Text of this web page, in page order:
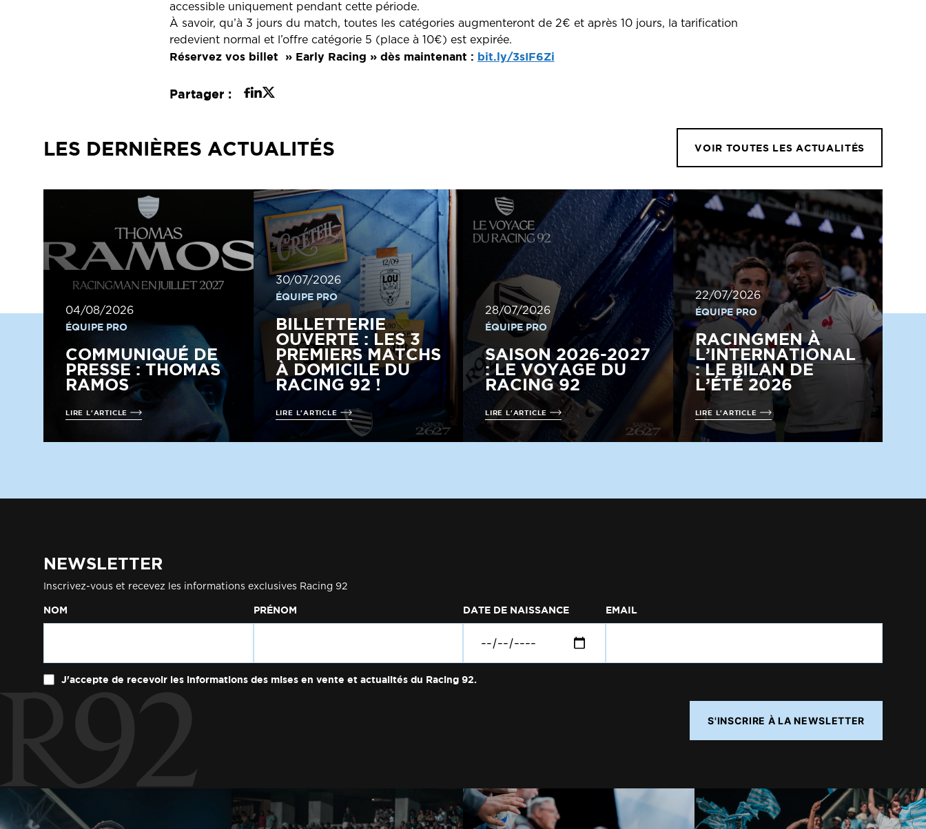
accessible uniquement pendant cette période.
À savoir, qu’à 3 jours du match, toutes les catégories augmenteront de 2€ et après 10 jours, la tarification
redevient normal et l’offre catégorie 5 (place à 10€) est expirée.
Réservez vos billet » Early Racing » dès maintenant : bit.ly/3sIF6Zi
Partager :
LES DERNIÈRES ACTUALITÉS VOIR TOUTES LES ACTUALITÉS
04/08/2026
ÉQUIPE PRO
COMMUNIQUÉ DE
PRESSE : THOMAS
RAMOS
LIRE L'ARTICLE
30/07/2026
ÉQUIPE PRO
BILLETTERIE
OUVERTE : LES 3
PREMIERS MATCHS
À DOMICILE DU
RACING 92 !
LIRE L'ARTICLE
28/07/2026
ÉQUIPE PRO
SAISON 2026-2027
: LE VOYAGE DU
RACING 92
LIRE L'ARTICLE
22/07/2026
ÉQUIPE PRO
RACINGMEN À
L’INTERNATIONAL
: LE BILAN DE
L’ÉTÉ 2026
LIRE L'ARTICLE
NEWSLETTER
Inscrivez-vous et recevez les informations exclusives Racing 92
NOM PRÉNOM DATE DE NAISSANCE EMAIL
J'accepte de recevoir les informations des mises en vente et actualités du Racing 92.
S'INSCRIRE À LA NEWSLETTER